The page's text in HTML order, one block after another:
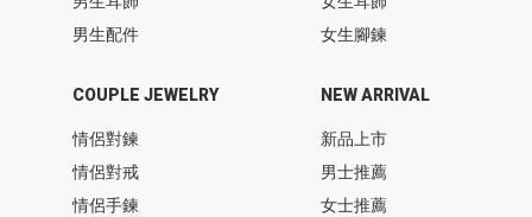
男生配件
女生腳鍊
COUPLE JEWELRY
情侶對鍊
情侶對戒
情侶手鍊
NEW ARRIVAL
新品上市
男士推薦
女士推薦